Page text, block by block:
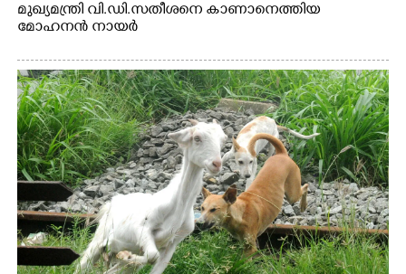
മുഖ്യമന്ത്രി വി.ഡി.സതീശനെ കാണാനെത്തിയ
മോഹനൻ നായർ